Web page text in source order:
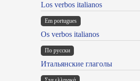
Los verbos italianos
Em portugues
Os verbos italianos
По русски
Итальянские глаголы